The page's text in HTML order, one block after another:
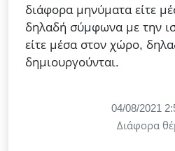
διάφορα μηνύματα είτε
δηλαδή σύμφωνα με την
είτε μέσα στον χώρο,
δημιουργούνται.
04/08/2021
Διάφορα